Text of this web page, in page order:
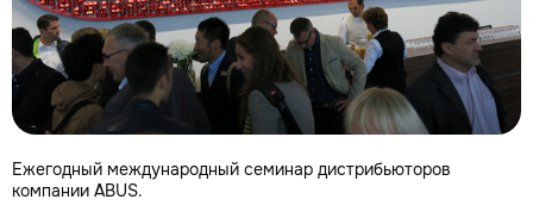
Ежегодный международный семинар дистрибьюторов
компании ABUS.